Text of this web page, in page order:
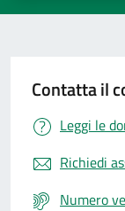
Contatta il
Leggi le
Richiedi
Numero